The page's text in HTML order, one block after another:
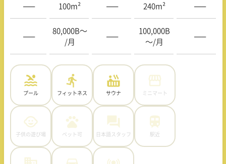
—– 100m² —– 240m² —–
—–
80,000B〜
/月
—–
100,000B
〜/月
—–
プール フィットネス サウナ ミニマート
子供の遊び場 ペット可 日本語スタッフ 駅近